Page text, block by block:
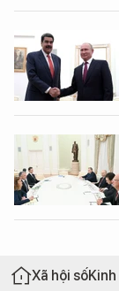
Xã hội số